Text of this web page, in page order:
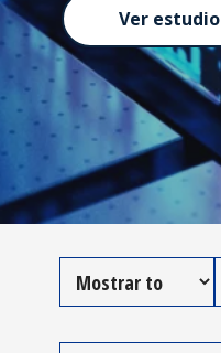
Ver estudio